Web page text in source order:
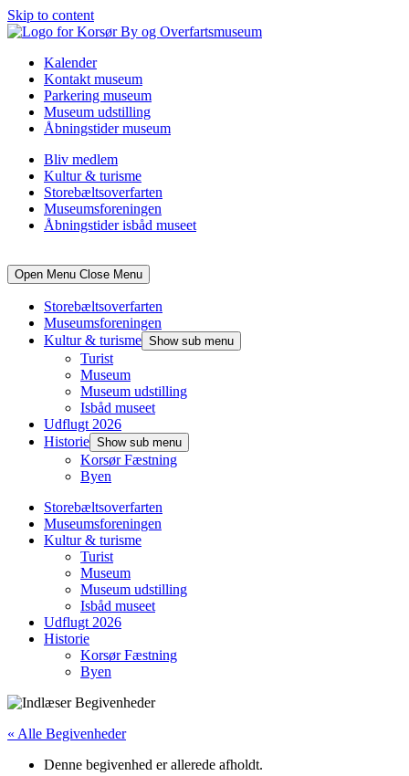
Skip to content
Kalender
Kontakt museum
Parkering museum
Museum udstilling
Åbningstider museum
Bliv medlem
Kultur & turisme
Storebæltsoverfarten
Museumsforeningen
Åbningstider isbåd museet
Open Menu Close Menu
Storebæltsoverfarten
Museumsforeningen
Kultur & turisme Show sub menu
Turist
Museum
Museum udstilling
Isbåd museet
Udflugt 2026
Historie Show sub menu
Korsør Fæstning
Byen
Storebæltsoverfarten
Museumsforeningen
Kultur & turisme
Turist
Museum
Museum udstilling
Isbåd museet
Udflugt 2026
Historie
Korsør Fæstning
Byen
« Alle Begivenheder
Denne begivenhed er allerede afholdt.